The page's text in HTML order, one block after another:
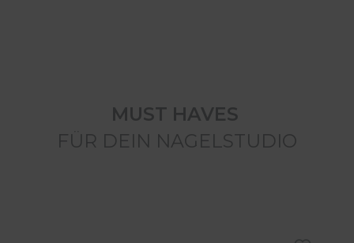
MUST HAVES
FÜR DEIN NAGELSTUDIO